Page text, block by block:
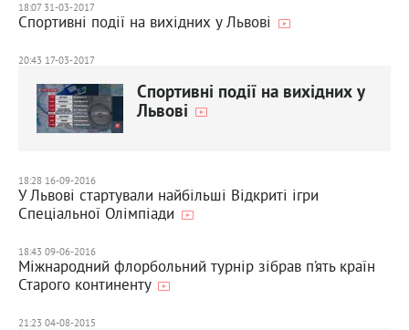
18:07 31-03-2017
Спортивні події на вихідних у Львові
20:43 17-03-2017
Спортивні події на вихідних у
Львові
18:28 16-09-2016
У Львові стартували найбільші Відкриті ігри
Спеціальної Олімпіади
18:43 09-06-2016
Міжнародний флорбольний турнір зібрав п’ять країн
Старого континенту
21:23 04-08-2015